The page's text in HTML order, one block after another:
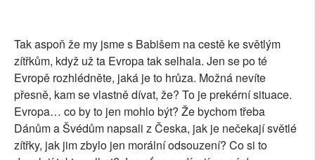
Tak aspoň že my jsme s Babišem na cestě ke světlým
zítřkům, když už ta Evropa tak selhala. Jen se po té
Evropě rozhlédněte, jaká je to hrůza. Možná nevíte
přesně, kam se vlastně dívat, že? To je prekérní situace.
Evropa… co by to jen mohlo být? Že bychom třeba
Dánům a Švédům napsali z Česka, jak je nečekají světlé
zítřky, jak jim zbylo jen morální odsouzení? Co si to